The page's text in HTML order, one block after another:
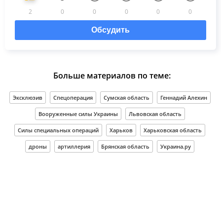
2 0 0 0 0 0
Обсудить
Больше материалов по теме:
Эксклюзив Спецоперация Сумская область Геннадий Алехин
Вооруженные силы Украины Львовская область
Силы специальных операций Харьков Харьковская область
дроны артиллерия Брянская область Украина.ру